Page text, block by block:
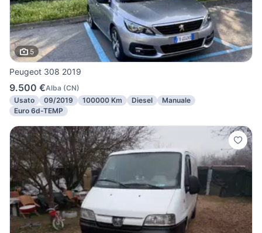
5
Peugeot 308 2019
9.500 €Alba (CN)
Usato
09/2019 100000 Km Diesel
Manuale
Euro 6d-TEMP